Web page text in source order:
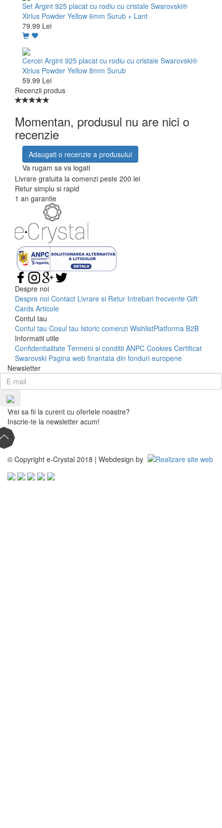
Set Argint 925 placat cu rodiu cu cristale Swarovski®
Xirius Powder Yellow 6mm Surub + Lant
79.99 Lei
Cercei Argint 925 placat cu rodiu cu cristale Swarovski®
Xirius Powder Yellow 8mm Surub
59.99 Lei
Recenzii produs
Momentan, produsul nu are nici o
recenzie
Adaugati o recenzie a produsului
Va rugam sa va logati
Livrare gratuita la comenzi peste 200 lei
Retur simplu si rapid
1 an garantie
Despre noi
Despre noi Contact Livrare si Retur Intrebari frecvente Gift
Cards Articole
Contul tau
Contul tau Cosul tau Istoric comenzi WishlistPlatforma B2B
Informatii utile
Confidentialitate Termeni si conditii ANPC Cookies Certificat
Swarovski Pagina web finantata din fonduri europene
Newsletter
Vrei sa fii la curent cu ofertele noastre?
Inscrie-te la newsletter acum!
© Copyright e-Crystal 2018 | Webdesign by